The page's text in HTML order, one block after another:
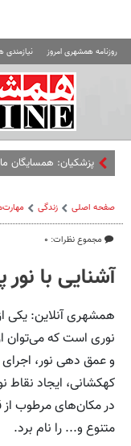
روزنامه همشهری امروز
پزشکیان: همسایگان
صفحه اصلی زندگی
مجموع نظرات: ۰
آشنایی با نور
همشهری آنلاین: یکی
نوری است که می‌توان
و عمق دهی نور،
کهکشانی، ایجاد نقاط
در مکان‌های مرطوب
متنوع و... را نام برد.